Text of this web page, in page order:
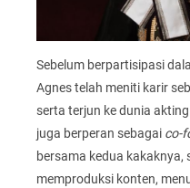
Sebelum berpartisipasi
Agnes telah meniti karir
serta terjun ke dunia
juga berperan sebagai co-
bersama kedua
memproduksi konten,